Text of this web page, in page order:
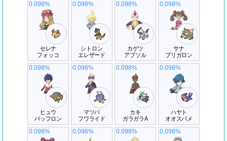
セレナ
フォッコ
0.098%
シトロン
エレザード
0.098%
カゲツ
アブソル
0.098%
サナ
ブリガロン
0.098%
ヒュウ
バッフロン
0.098%
マツバ
フワライド
0.098%
カキ
ガラガラA
0.098%
ハヤト
オオスバメ
0.098%
0.098% 0.098% 0.098% 0.098%